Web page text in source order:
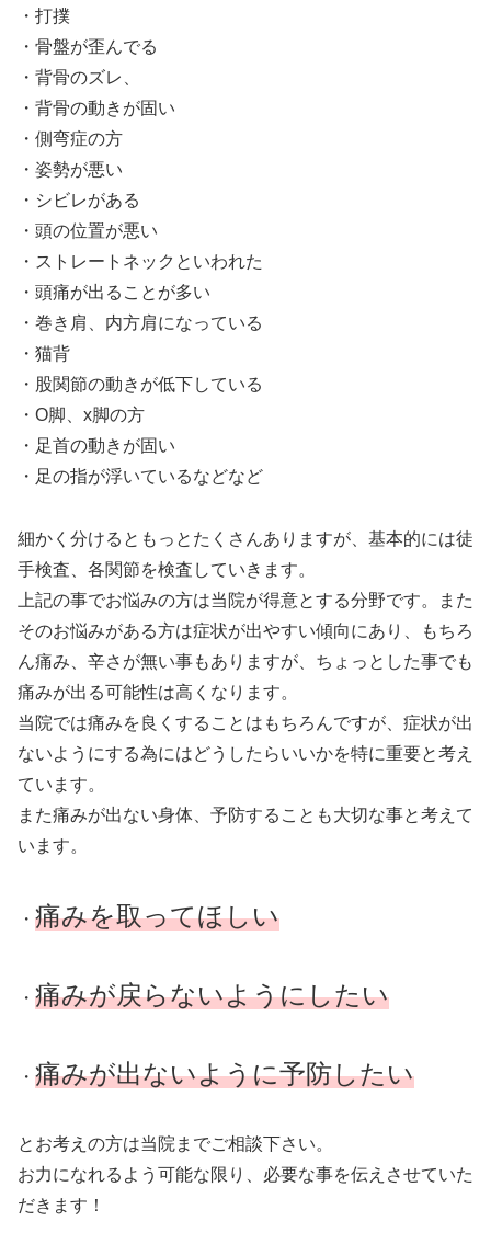
・打撲
・骨盤が歪んでる
・背骨のズレ、
・背骨の動きが固い
・側弯症の方
・姿勢が悪い
・シビレがある
・頭の位置が悪い
・ストレートネックといわれた
・頭痛が出ることが多い
・巻き肩、内方肩になっている
・猫背
・股関節の動きが低下している
・О脚、x脚の方
・足首の動きが固い
・足の指が浮いているなどなど
細かく分けるともっとたくさんありますが、基本的には徒
手検査、各関節を検査していきます。
上記の事でお悩みの方は当院が得意とする分野です。また
そのお悩みがある方は症状が出やすい傾向にあり、もちろ
ん痛み、辛さが無い事もありますが、ちょっとした事でも
痛みが出る可能性は高くなります。
当院では痛みを良くすることはもちろんですが、症状が出
ないようにする為にはどうしたらいいかを特に重要と考え
ています。
また痛みが出ない身体、予防することも大切な事と考えて
います。
・ 痛みを取ってほしい
・ 痛みが戻らないようにしたい
・ 痛みが出ないように予防したい
とお考えの方は当院までご相談下さい。
お力になれるよう可能な限り、必要な事を伝えさせていた
だきます！